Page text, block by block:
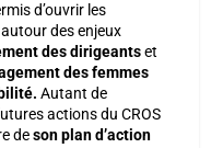
d’ouvrir les
des enjeux
des dirigeantset
des femmes
Autant de
actions du CROS
deson plan d’action